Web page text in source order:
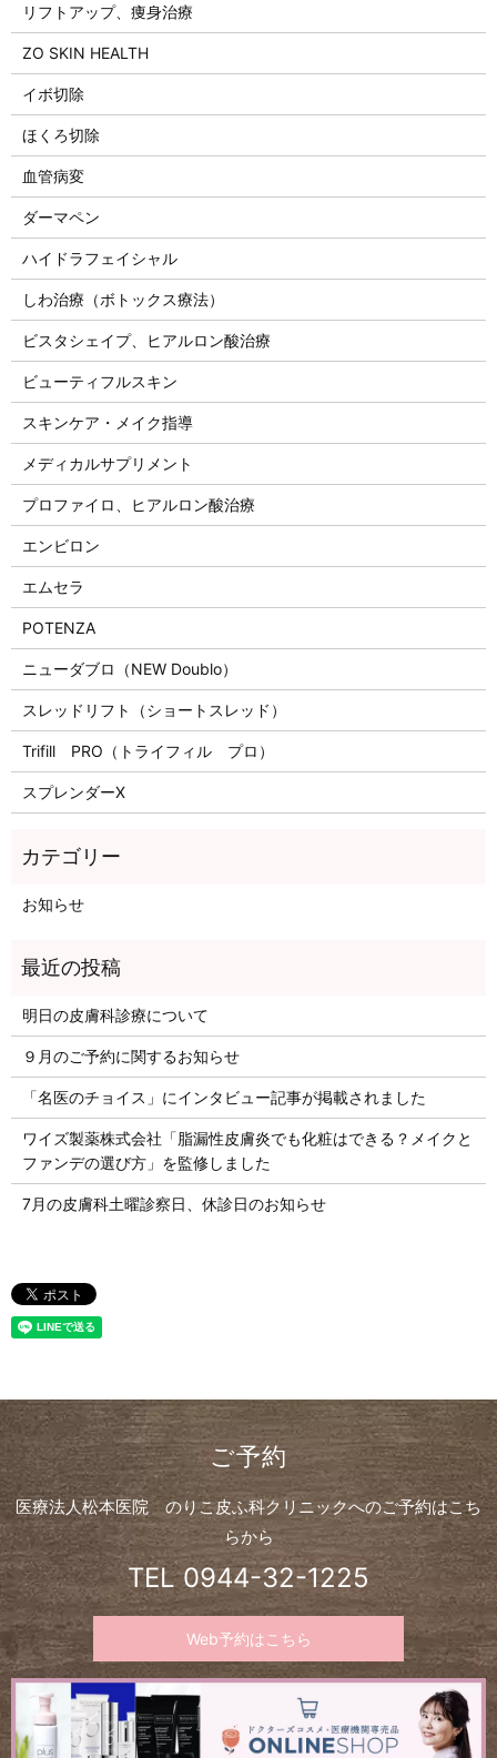
リフトアップ、痩身治療
ZO SKIN HEALTH
イボ切除
ほくろ切除
血管病変
ダーマペン
ハイドラフェイシャル
しわ治療（ボトックス療法）
ビスタシェイプ、ヒアルロン酸治療
ビューティフルスキン
スキンケア・メイク指導
メディカルサプリメント
プロファイロ、ヒアルロン酸治療
エンビロン
エムセラ
POTENZA
ニューダブロ（NEW Doublo）
スレッドリフト（ショートスレッド）
Trifill PRO（トライフィル プロ）
スプレンダーX
お知らせ
明日の皮膚科診療について
９月のご予約に関するお知らせ
「名医のチョイス」にインタビュー記事が掲載されました
ワイズ製薬株式会社「脂漏性皮膚炎でも化粧はできる？メイクと
ファンデの選び方」を監修しました
7月の皮膚科土曜診察日、休診日のお知らせ
ご予約
医療法人松本医院 のりこ皮ふ科クリニックへのご予約はこち
らから
TEL0944-32-1225
Web予約はこちら